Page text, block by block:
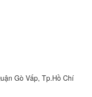
Gò Vấp, Tp.Hồ Chí